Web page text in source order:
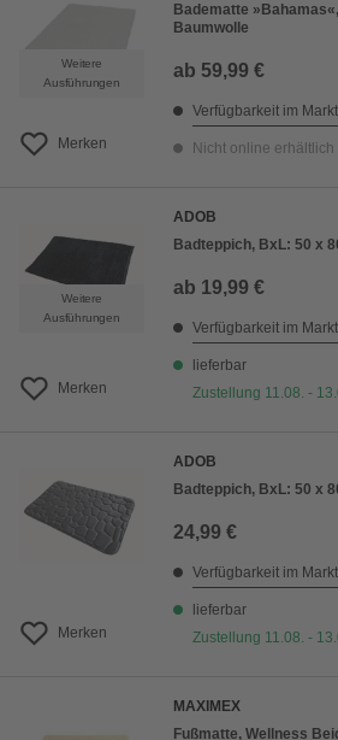
Weitere
Ausführungen
Merken
Badematte
Baumwolle
ab 59,99 €
Verfügbarkeit im
Nicht online erhältlich
Weitere
Ausführungen
Merken
ADOB
Badteppich, BxL: 50 x
ab 19,99 €
Verfügbarkeit im
lieferbar
Zustellung 11.08. -
Merken
ADOB
Badteppich, BxL: 50 x
24,99 €
Verfügbarkeit im
lieferbar
Zustellung 11.08. -
MAXIMEX
Fußmatte, Wellness